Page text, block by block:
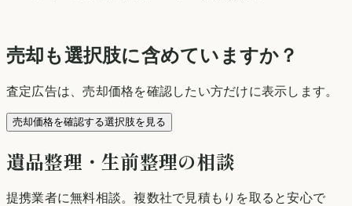
売却も選択肢に含めていますか？
査定広告は、売却価格を確認したい方だけに表示します。
売却価格を確認する選択肢を見る
遺品整理・生前整理の相談
提携業者に無料相談。複数社で見積もりを取ると安心で